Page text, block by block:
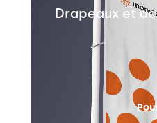
Drapeaux et